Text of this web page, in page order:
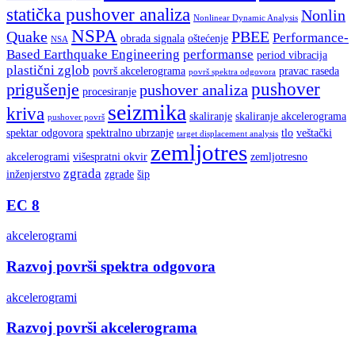
statička pushover analiza Nonlinear Dynamic Analysis Nonlin
Quake NSA NSPA obrada signala oštećenje PBEE Performance-
Based Earthquake Engineering performanse period vibracija
plastični zglob površ akcelerograma površ spektra odgovora pravac raseda
prigušenje procesiranje pushover analiza pushover
kriva pushover površ seizmika skaliranje skaliranje akcelerograma
spektar odgovora spektralno ubrzanje target displacement analysis tlo veštački
akcelerogrami višespratni okvir zemljotres zemljotresno
inženjerstvo zgrada zgrade šip
EC 8
akcelerogrami
Razvoj površi spektra odgovora
akcelerogrami
Razvoj površi akcelerograma